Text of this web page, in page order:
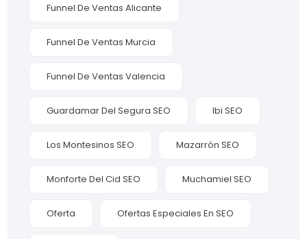
Funnel De Ventas Alicante
Funnel De Ventas Murcia
Funnel De Ventas Valencia
Guardamar Del Segura SEO Ibi SEO
Los Montesinos SEO Mazarrón SEO
Monforte Del Cid SEO Muchamiel SEO
Oferta Ofertas Especiales En SEO